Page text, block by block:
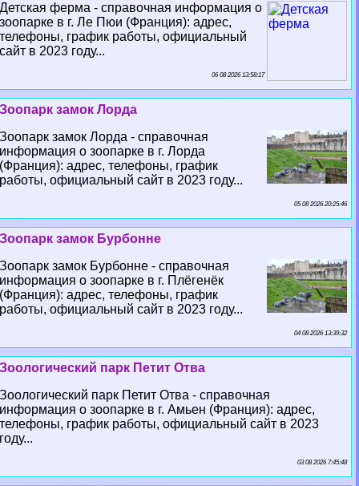
Детская ферма - справочная информация о
зоопарке в г. Ле Пюи (Франция): адрес,
телефоны, график работы, официальный
сайт в 2023 году...
06 08 2026 13:58:17
Зоопарк замок Лорда
Зоопарк замок Лорда - справочная
информация о зоопарке в г. Лорда
(Франция): адрес, телефоны, график
работы, официальный сайт в 2023 году...
05 08 2026 20:25:46
Зоопарк замок Бурбонне
Зоопарк замок Бурбонне - справочная
информация о зоопарке в г. Плёгенёк
(Франция): адрес, телефоны, график
работы, официальный сайт в 2023 году...
04 08 2026 13:39:32
Зоологический парк Петит Отва
Зоологический парк Петит Отва - справочная
информация о зоопарке в г. Амьен (Франция): адрес,
телефоны, график работы, официальный сайт в 2023
году...
03 08 2026 7:45:48